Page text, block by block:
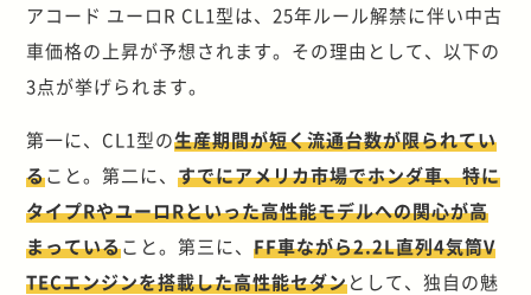
アコード ユーロR CL1型は、25年ルール解禁に伴い中古
車価格の上昇が予想されます。その理由として、以下の
3点が挙げられます。
第一に、CL1型の生産期間が短く流通台数が限られてい
ること。第二に、すでにアメリカ市場でホンダ車、特に
タイプRやユーロRといった高性能モデルへの関心が高
まっていること。第三に、FF車ながら2.2L直列4気筒V
TECエンジンを搭載した高性能セダンとして、独自の魅